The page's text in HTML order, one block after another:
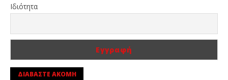
Ιδιότητα
ΔΙΑΒΑΣΤΕ ΑΚΟΜΗ